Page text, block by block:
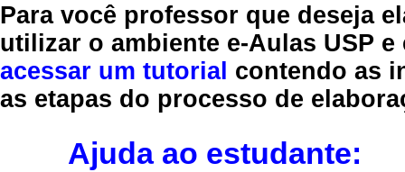
Para você professor que deseja
utilizar o ambiente e-Aulas USP
acessar um tutorial contendo as
as etapas do processo de
Ajuda ao estudante: